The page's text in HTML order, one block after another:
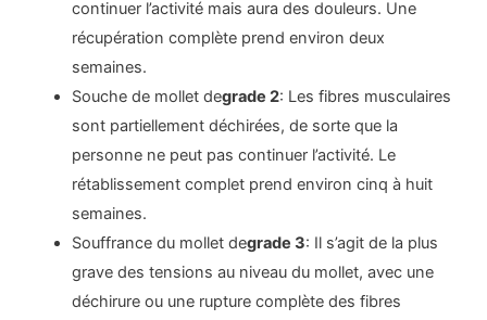
continuer l’activité mais aura des douleurs. Une
récupération complète prend environ deux
semaines.
Souche de mollet degrade 2: Les fibres musculaires
sont partiellement déchirées, de sorte que la
personne ne peut pas continuer l’activité. Le
rétablissement complet prend environ cinq à huit
semaines.
Souffrance du mollet degrade 3: Il s’agit de la plus
grave des tensions au niveau du mollet, avec une
déchirure ou une rupture complète des fibres